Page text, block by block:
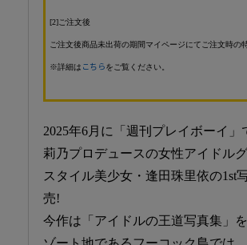
[2]ご注文後
ご注文後商品未出荷の期間マイページにてご注文時の
※詳細は こちらをご覧ください。
2025年6月に「週刊プレイボーイ
莉乃プロデュースの女性アイドル
スタイル美少女・逢田珠里依の1st
売!
今作は「アイドルの王道写真集」